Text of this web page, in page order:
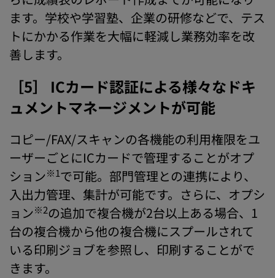
ます。学校や学習塾、企業の研修などで、テス
トにかかる作業を大幅に軽減し業務効率を改
善します。
［5］ ICカード認証による様々なドキ
ュメントマネージメントが可能
コピー/FAX/スキャンの各機能の利用権限をユ
ーザーごとにICカードで管理することがオプ
ション※1で可能。部門管理との連携により、
入出力管理、集計が可能です。さらに、オプシ
ョン※2の追加で複合機が2台以上ある場合、1
台の複合機から他の複合機にスプールされて
いる印刷ジョブを参照し、印刷することがで
きます。